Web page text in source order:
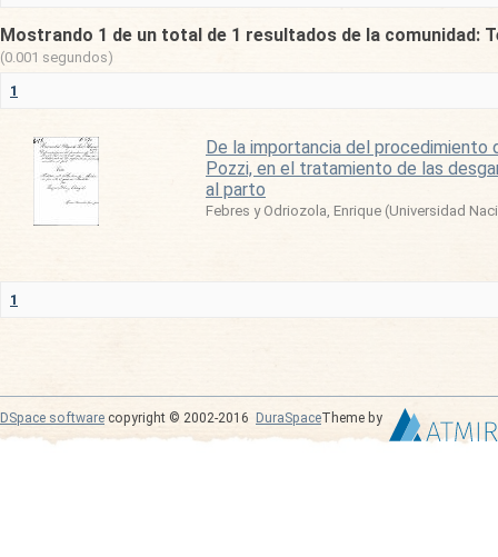
Mostrando 1 de un total de 1 resultados de la comunidad:
(0.001 segundos)
1
De la importancia del procedimiento
Pozzi, en el tratamiento de las
al parto
Febres y Odriozola, Enrique (Universidad
1
DSpace software copyright © 2002-2016 DuraSpaceTheme by